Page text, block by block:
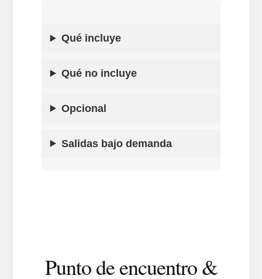
Qué incluye
Qué no incluye
Opcional
Salidas bajo demanda
Punto de encuentro &